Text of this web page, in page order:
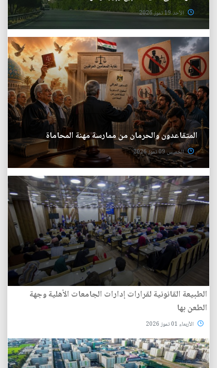
الأحد 19 تموز 2026
المتقاعدون والحرمان من ممارسة مهنة المحاماة
الخميس 09 تموز 2026
الطبيعة القانونية لقرارات إدارات الجامعات الأهلية وجهة
الطعن بها
الأربعاء 01 تموز 2026